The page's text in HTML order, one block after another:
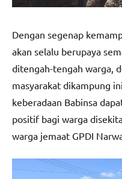
Dengan segenap
akan selalu berupaya
ditengah-tengah warga,
masyarakat dikampung
keberadaan Babinsa
positif bagi warga
warga jemaat GPDI